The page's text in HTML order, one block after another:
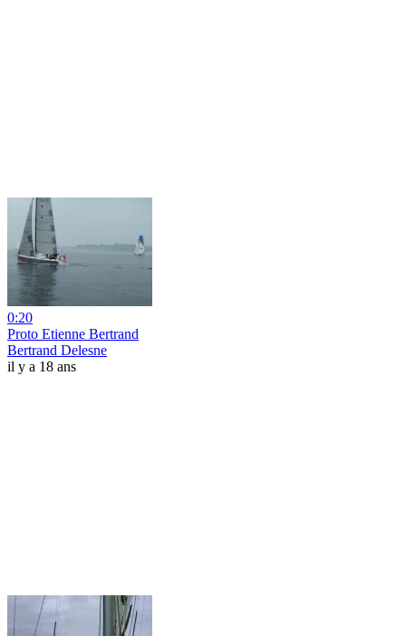
0:20
Proto Etienne Bertrand
Bertrand Delesne
il y a 18 ans